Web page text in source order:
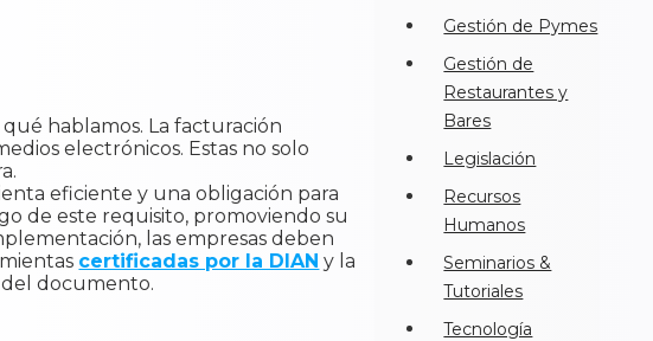
hablamos. La facturación
electrónicos. Estas no solo
eficiente y una obligación para
de este requisito, promoviendo su
las empresas deben
certificadas por la DIAN y la
documento.
Gestión de Pymes
Gestión de
Restaurantes y
Bares
Legislación
Recursos
Humanos
Seminarios &
Tutoriales
Tecnología